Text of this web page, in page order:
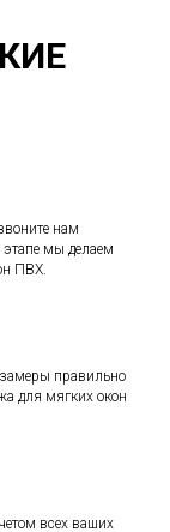
нам
этапе мы делаем
ПВХ.
правильно
для мягких окон
всех ваших